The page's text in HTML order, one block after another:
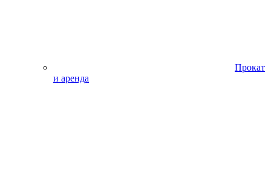
Прокат
и аренда